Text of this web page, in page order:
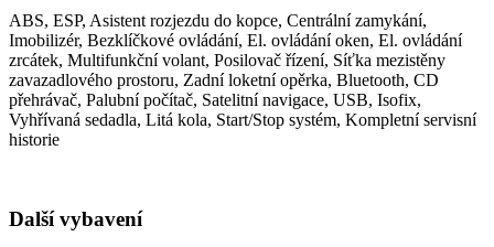
ABS, ESP, Asistent rozjezdu do kopce, Centrální zamykání,
Imobilizér, Bezklíčkové ovládání, El. ovládání oken, El. ovládání
zrcátek, Multifunkční volant, Posilovač řízení, Síťka mezistěny
zavazadlového prostoru, Zadní loketní opěrka, Bluetooth, CD
přehrávač, Palubní počítač, Satelitní navigace, USB, Isofix,
Vyhřívaná sedadla, Litá kola, Start/Stop systém, Kompletní servisní
historie
Další vybavení